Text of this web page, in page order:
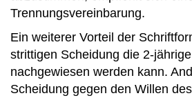
Trennungsvereinbarung.
Ein weiterer Vorteil der
strittigen Scheidung die 2-
nachgewiesen werden kann.
Scheidung gegen den Willen